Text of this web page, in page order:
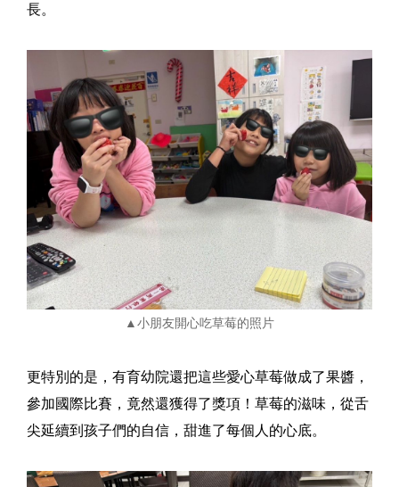
長。
▲小朋友開心吃草莓的照片
更特別的是，有育幼院還把這些愛心草莓做成了果醬，
參加國際比賽，竟然還獲得了獎項！草莓的滋味，從舌
尖延續到孩子們的自信，甜進了每個人的心底。